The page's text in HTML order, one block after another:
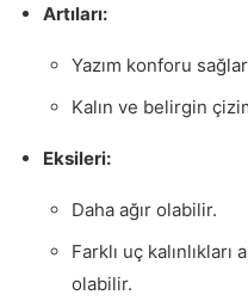
Artıları:
Yazım konforu
Kalın ve belirgin
Eksileri:
Daha ağır olabilir.
Farklı uç
olabilir.